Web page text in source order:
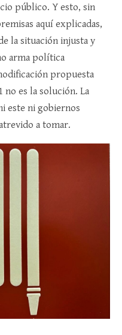
público. Y esto, sin
aquí explicadas,
la situación injusta y
arma política
propuesta
es la solución. La
este ni gobiernos
a tomar.